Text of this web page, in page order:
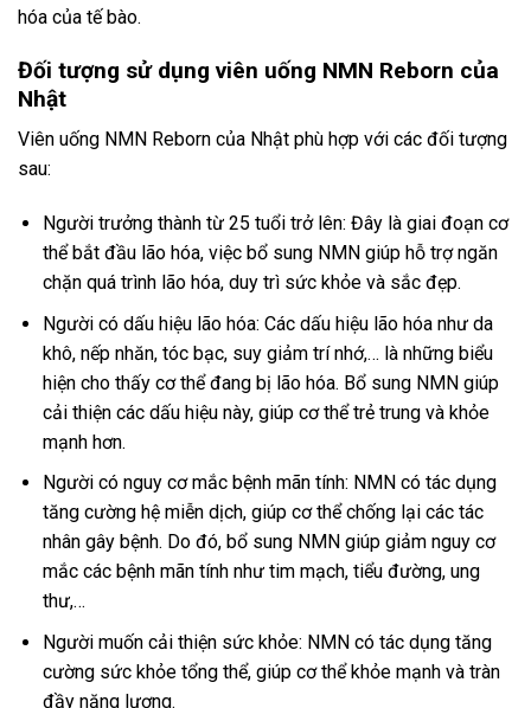
hóa của tế bào.
Đối tượng sử dụng viên uống NMN Reborn của
Nhật
Viên uống NMN Reborn của Nhật phù hợp với các đối tượng
sau:
Người trưởng thành từ 25 tuổi trở lên: Đây là giai đoạn cơ
thể bắt đầu lão hóa, việc bổ sung NMN giúp hỗ trợ ngăn
chặn quá trình lão hóa, duy trì sức khỏe và sắc đẹp.
Người có dấu hiệu lão hóa: Các dấu hiệu lão hóa như da
khô, nếp nhăn, tóc bạc, suy giảm trí nhớ,… là những biểu
hiện cho thấy cơ thể đang bị lão hóa. Bổ sung NMN giúp
cải thiện các dấu hiệu này, giúp cơ thể trẻ trung và khỏe
mạnh hơn.
Người có nguy cơ mắc bệnh mãn tính: NMN có tác dụng
tăng cường hệ miễn dịch, giúp cơ thể chống lại các tác
nhân gây bệnh. Do đó, bổ sung NMN giúp giảm nguy cơ
mắc các bệnh mãn tính như tim mạch, tiểu đường, ung
thư,…
Người muốn cải thiện sức khỏe: NMN có tác dụng tăng
cường sức khỏe tổng thể, giúp cơ thể khỏe mạnh và tràn
đầy năng lượng.